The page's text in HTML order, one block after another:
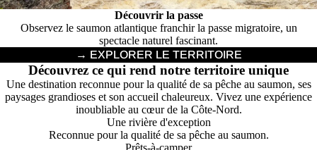
Découvrir la passe
Observez le saumon atlantique franchir la passe migratoire, un
spectacle naturel fascinant.
→ EXPLORER LE TERRITOIRE
Découvrez ce qui rend notre territoire unique
Une destination reconnue pour la qualité de sa pêche au saumon, ses
paysages grandioses et son accueil chaleureux. Vivez une expérience
inoubliable au cœur de la Côte-Nord.
Une rivière d'exception
Reconnue pour la qualité de sa pêche au saumon.
Prêts-à-camper